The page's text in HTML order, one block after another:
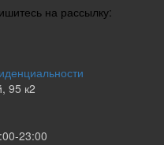
на рассылку:
95 к2
23:00